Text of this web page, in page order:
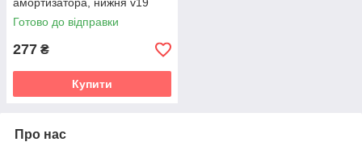
Готово до відправки
277 ₴
Купити
Про нас